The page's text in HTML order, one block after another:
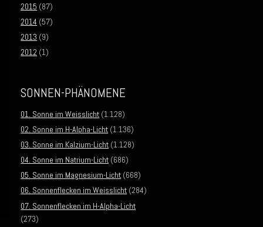
2015 (87)
2014 (57)
2013 (9)
2012 (1)
SONNEN-PHÄNOMENE
01. Sonne im Weisslicht (1.128)
02. Sonne im H-Alpha-Licht (1.136)
03. Sonne im Kalzium-Licht (1.128)
04. Sonne im Natrium-Licht (686)
05. Sonne im Magnesium-Licht (668)
06. Sonnenflecken im Weisslicht (284)
07. Sonnenflecken im H-Alpha-Licht
(273)